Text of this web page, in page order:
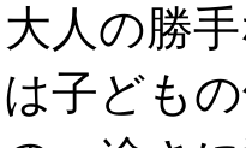
人の勝
子ども